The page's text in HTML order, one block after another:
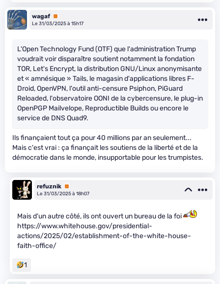
wagaf Premium
Le 31/03/2025 à 15h17
L'Open Technology Fund (OTF) que l'administration Trump
voudrait voir disparaître soutient notamment la fondation
TOR, Let's Encrypt, la distribution GNU/Linux anonymisante
et « amnésique » Tails, le magasin d'applications libres F-
Droid, OpenVPN, l'outil anti-censure Psiphon, PiGuard
Reloaded, l'observatoire OONI de la cybercensure, le plug-in
OpenPGP Mailvelope, Reproductible Builds ou encore le
service de DNS Quad9.
Ils finançaient tout ça pour 40 millions par an seulement...
Mais c'est vrai : ça finançait les soutiens de la liberté et de la
démocratie dans le monde, insupportable pour les trumpistes.
refuznik Premium
Le 31/03/2025 à 18h07
Mais d'un autre côté, ils ont ouvert un bureau de la foi
https://www.whitehouse.gov/presidential-
actions/2025/02/establishment-of-the-white-house-
faith-office/
1